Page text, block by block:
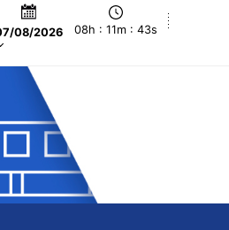
08/2026 08h : 11m : 44s